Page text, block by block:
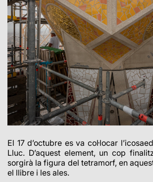
El 17 d’octubre es va col·locar
Lluc. D’aquest element, un cop
sorgirà la figura del tetramorf, en
el llibre i les ales.